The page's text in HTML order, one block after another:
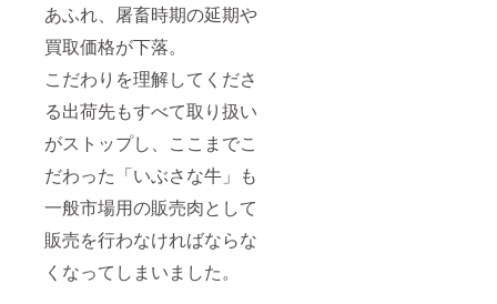
あふれ、屠畜時期の延期や
買取価格が下落。
こだわりを理解してくださ
る出荷先もすべて取り扱い
がストップし、ここまでこ
だわった「いぶさな牛」も
一般市場用の販売肉として
販売を行わなければならな
くなってしまいました。